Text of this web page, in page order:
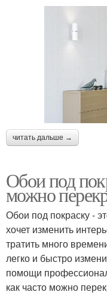
читать дальше →
Обои под
можно
Обои под покраску -
хочет изменить
тратить много
легко и быстро
помощи
как часто можно